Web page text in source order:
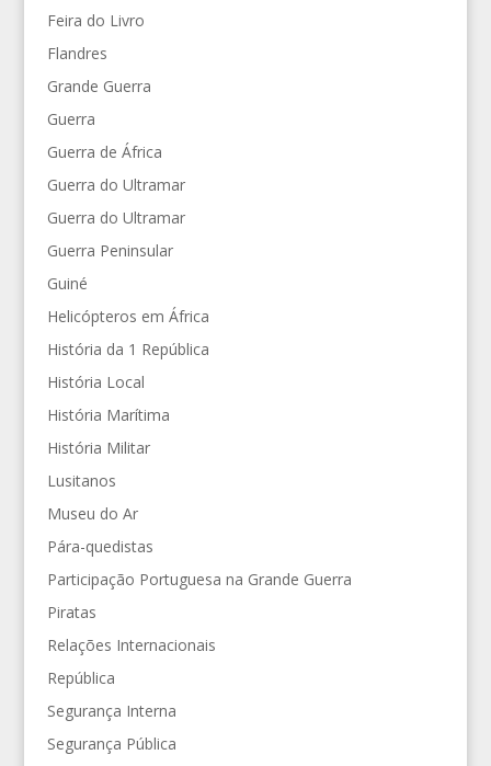
Feira do Livro
Flandres
Grande Guerra
Guerra
Guerra de África
Guerra do Ultramar
Guerra do Ultramar
Guerra Peninsular
Guiné
Helicópteros em África
História da 1 República
História Local
História Marítima
História Militar
Lusitanos
Museu do Ar
Pára-quedistas
Participação Portuguesa na Grande Guerra
Piratas
Relações Internacionais
República
Segurança Interna
Segurança Pública